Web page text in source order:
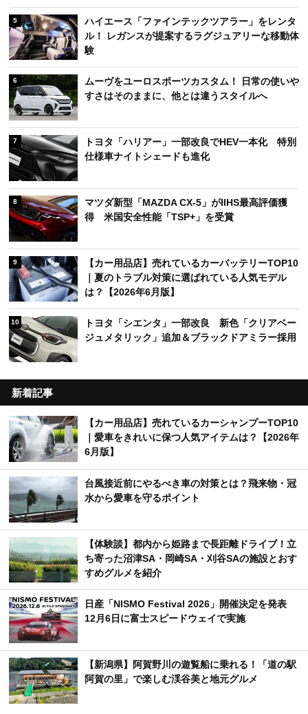
5
ハイエース「ファインテックツアラー」をレンタ
ル！ レガンスが提案するラグジュアリーな移動体
験
6
ムーヴをユーロスポーツカスタム！ 日常の使いや
すさはそのままに、他とは違うスタイルへ
7
トヨタ「ハリアー」一部改良でHEV一本化 特別
仕様車ナイトシェードも進化
8
マツダ新型「MAZDA CX-5」がIIHS最高評価獲
得 米国安全性能「TSP+」を受賞
9
【カー用品店】売れているカーバッテリーTOP10
｜夏のトラブル対策に選ばれている人気モデル
は？【2026年6月版】
10
トヨタ「シエンタ」一部改良 新色「クリアベー
ジュメタリック」追加＆ブラックドアミラー採用
新着記事
【カー用品店】売れているカーシャンプーTOP10
｜愛車をきれいに保つ人気アイテムは？【2026年
6月版】
台風接近前にやるべき車の対策とは？飛来物・冠
水から愛車を守るポイント
【体験談】都内から姫路まで長距離ドライブ！立
ち寄った沼津SA・岡崎SA・刈谷SAの施設とおす
すめグルメを紹介
日産「NISMO Festival 2026」開催決定を発表
12月6日に富士スピードウェイで実施
【新潟県】阿賀野川の遊覧船に乗れる！「道の駅
阿賀の里」で楽しむ渓谷美と地元グルメ